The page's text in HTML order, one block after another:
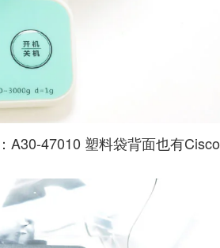
A30-47010 塑料袋背面也有Cisco